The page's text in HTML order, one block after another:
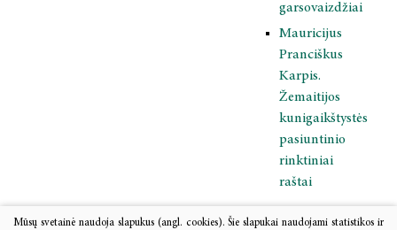
garsovaizdžiai
Mauricijus
Pranciškus
Karpis.
Žemaitijos
kunigaikštystės
pasiuntinio
rinktiniai
raštai
Lietuvos
Mūsų svetainė naudoja slapukus (angl. cookies). Šie slapukai naudojami statistikos ir